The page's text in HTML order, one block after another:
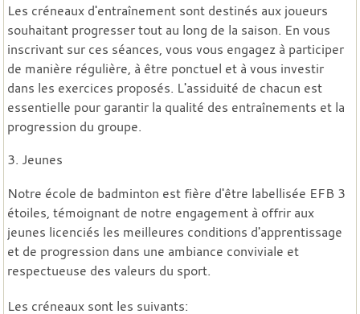
Les créneaux d'entraînement sont destinés aux joueurs
souhaitant progresser tout au long de la saison. En vous
inscrivant sur ces séances, vous vous engagez à participer
de manière régulière, à être ponctuel et à vous investir
dans les exercices proposés. L'assiduité de chacun est
essentielle pour garantir la qualité des entraînements et la
progression du groupe.
3. Jeunes
Notre école de badminton est fière d'être labellisée EFB 3
étoiles, témoignant de notre engagement à offrir aux
jeunes licenciés les meilleures conditions d'apprentissage
et de progression dans une ambiance conviviale et
respectueuse des valeurs du sport.
Les créneaux sont les suivants: